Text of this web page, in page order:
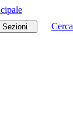
Sezioni Cerca